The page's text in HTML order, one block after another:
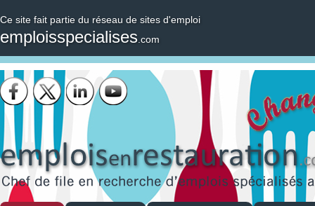
Ce site fait partie du réseau de sites d'emploi
emploisspecialises .com